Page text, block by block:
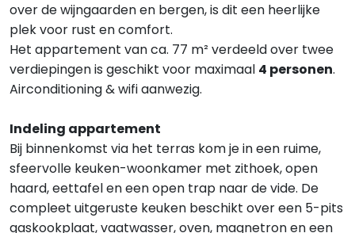
over de wijngaarden en bergen, is dit een heerlijke
plek voor rust en comfort.
Het appartement van ca. 77 m² verdeeld over twee
verdiepingen is geschikt voor maximaal 4 personen.
Airconditioning & wifi aanwezig.
Indeling appartement
Bij binnenkomst via het terras kom je in een ruime,
sfeervolle keuken-woonkamer met zithoek, open
haard, eettafel en een open trap naar de vide. De
compleet uitgeruste keuken beschikt over een 5-pits
gaskookplaat, vaatwasser, oven, magnetron en een